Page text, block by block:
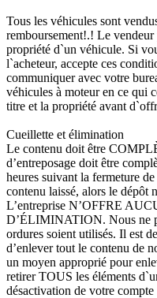
Tous les véhicules sont
remboursement!.! Le
propriété d`un véhicule. Si
l`acheteur, accepte ces
communiquer avec votre
véhicules à moteur en ce qui
titre et la propriété avant
Cueillette et élimination
Le contenu doit être
d’entreposage doit être
heures suivant la fermeture
contenu laissé, alors le dépôt
L’entreprise N’OFFRE
D’ÉLIMINATION. Nous ne
ordures soient utilisés. Il est
d’enlever tout le contenu de
un moyen approprié pour
retirer TOUS les éléments
désactivation de votre compte